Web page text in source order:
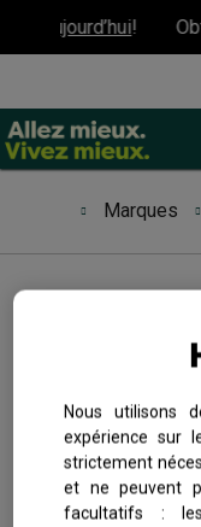
aujourd’hui!
Coupons et
Communautés
Marques
Les caplets Robax
relaxer les tensions
compter sur Robax
Nous utilisons
expérience sur
strictement
et ne peuvent
facultatifs :